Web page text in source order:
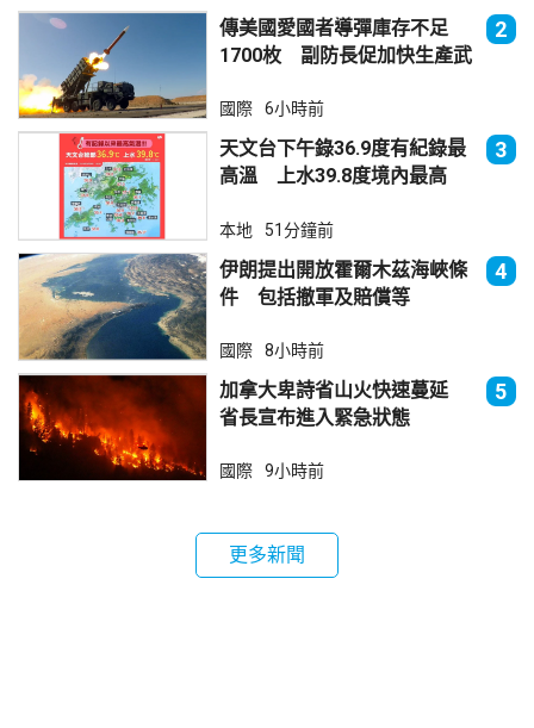
傳美國愛國者導彈庫存不足
1700枚 副防長促加快生產武
2
國際 6小時前
天文台下午錄36.9度有紀錄最
高溫 上水39.8度境內最高
3
本地 51分鐘前
伊朗提出開放霍爾木茲海峽條
件 包括撤軍及賠償等
4
國際 8小時前
加拿大卑詩省山火快速蔓延
省長宣布進入緊急狀態
5
國際 9小時前
更多新聞